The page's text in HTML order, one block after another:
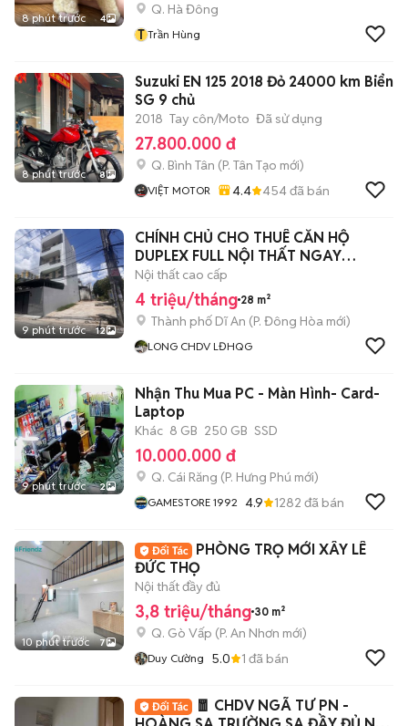
8 phút trước 4
Q. Hà Đông
T Trần Hùng
8 phút trước 8
Suzuki EN 125 2018 Đỏ 24000 km Biển
SG 9 chủ
2018 Tay côn/Moto Đã sử dụng
27.800.000 đ
Q. Bình Tân (P. Tân Tạo mới)
VIỆT MOTOR 4.4 454đã bán
9 phút trước 12
CHÍNH CHỦ CHO THUÊ CĂN HỘ
DUPLEX FULL NỘI THẤT NGAY
LĐHQG + GO DĨ AN
Nội thất cao cấp
4 triệu/tháng 28 m²
Thành phố Dĩ An (P. Đông Hòa mới)
LONG CHDV LĐHQG
9 phút trước 2
Nhận Thu Mua PC - Màn Hình- Card-
Laptop
Khác 8 GB 250 GB SSD
10.000.000 đ
Q. Cái Răng (P. Hưng Phú mới)
GAMESTORE 1992 4.9 1282 đã bán
10 phút trước 7
PHÒNG TRỌ MỚI XÂY LÊ
ĐỨC THỌ
Nội thất đầy đủ
3,8 triệu/tháng 30 m²
Q. Gò Vấp (P. An Nhơn mới)
Duy Cường 5.0 1 đã bán
🧧 CHDV NGÃ TƯ PN -